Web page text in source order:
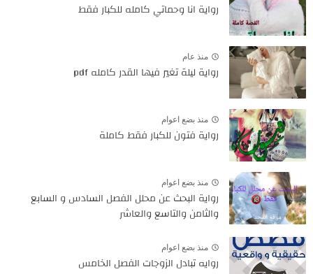
رواية انا وحماتي كامله للكبار فقط
منذ عام
رواية ليلة تغير فيها القدر كامله pdf
منذ بضع اعوام
رواية فتون للكبار فقط كاملة
منذ بضع اعوام
رواية البحث عن محلل الفصل السادس و السابع
والثامن والتاسع والعاشر
منذ بضع اعوام
روايه تبادل الزوجات الفصل الخامس